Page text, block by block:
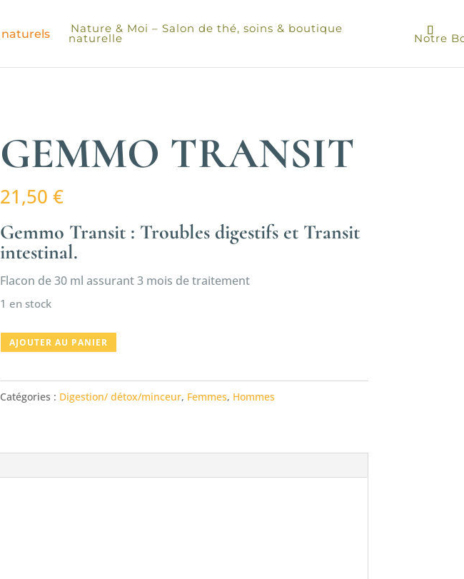
Nature & Moi – Salon de thé, soins & boutique
naturelle Notre
GEMMO TRANSIT
21,50 €
Gemmo Transit : Troubles digestifs et Transit
intestinal.
Flacon de 30 ml assurant 3 mois de traitement
1 en stock
quantité
AJOUTER AU PANIER
Catégories : Digestion/ détox/minceur, Femmes, Hommes